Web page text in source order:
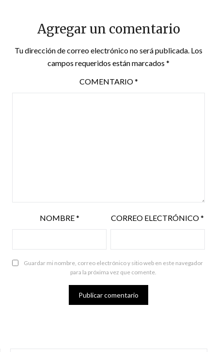
Agregar un comentario
Tu dirección de correo electrónico no será publicada. Los
campos requeridos están marcados *
COMENTARIO*
NOMBRE* CORREO ELECTRÓNICO*
Guardar mi nombre, correo electrónico y sitio web en este navegador
para la próxima vez que comente.